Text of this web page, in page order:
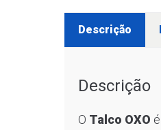
Descrição
Descrição
O Talco OXO